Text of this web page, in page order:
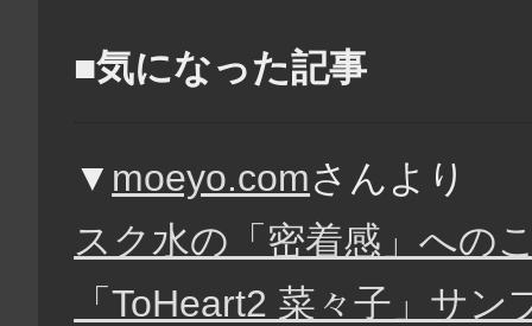
■気になった記事
▼ moeyo.comさんより
スク水の「密着感」への
「ToHeart2 菜々子」サ